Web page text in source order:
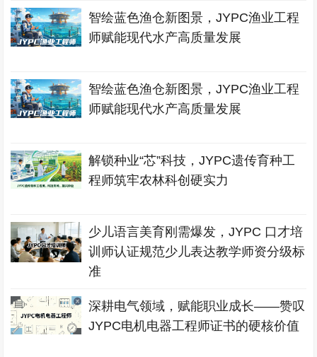
智绘蓝色渔仓新图景，JYPC渔业工程
师赋能现代水产高质量发展
智绘蓝色渔仓新图景，JYPC渔业工程
师赋能现代水产高质量发展
解锁种业“芯”科技，JYPC遗传育种工
程师筑牢农林科创硬实力
少儿语言美育刚需爆发，JYPC 口才培
训师认证规范少儿表达教学师资分级标
准
深耕电气领域，赋能职业成长——赞叹
JYPC电机电器工程师证书的硬核价值